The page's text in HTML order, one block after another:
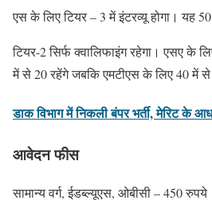
एस के लिए टियर – 3 में इंटरव्यू होगा। यह 50
टियर-2 सिर्फ क्वालिफाइंग रहेगा। एसए के
में से 20 रहेंगे जबकि एमटीएस के लिए 40 में से
डाक विभाग में निकली बंपर भर्ती, मेरिट के
आवेदन फीस
सामान्य वर्ग, ईडब्ल्यूएस, ओबीसी – 450 रुपये